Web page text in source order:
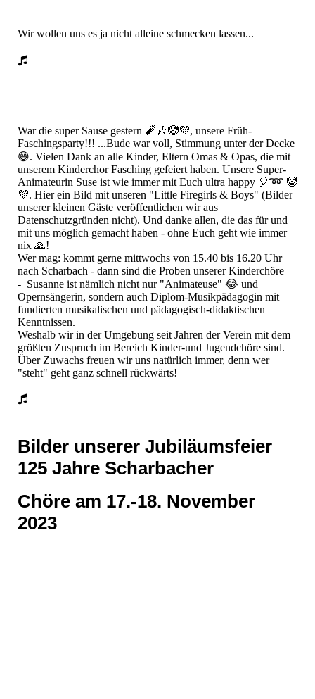
Wir wollen uns es ja nicht alleine schmecken lassen...
War die super Sause gestern 🧨🎶🤡💜, unsere Früh-
Faschingsparty!!! ...Bude war voll, Stimmung unter der Decke
😅. Vielen Dank an alle Kinder, Eltern Omas & Opas, die mit
unserem Kinderchor Fasching gefeiert haben. Unsere Super-
Animateurin Suse ist wie immer mit Euch ultra happy 🎈➿ 🤡
💜. Hier ein Bild mit unseren "Little Firegirls & Boys" (Bilder
unserer kleinen Gäste veröffentlichen wir aus
Datenschutzgründen nicht). Und danke allen, die das für und
mit uns möglich gemacht haben - ohne Euch geht wie immer
nix 🙏!
Wer mag: kommt gerne mittwochs von 15.40 bis 16.20 Uhr
nach Scharbach - dann sind die Proben unserer Kinderchöre
- Susanne ist nämlich nicht nur "Animateuse" 😂 und
Opernsängerin, sondern auch Diplom-Musikpädagogin mit
fundierten musikalischen und pädagogisch-didaktischen
Kenntnissen.
Weshalb wir in der Umgebung seit Jahren der Verein mit dem
größten Zuspruch im Bereich Kinder-und Jugendchöre sind.
Über Zuwachs freuen wir uns natürlich immer, denn wer
"steht" geht ganz schnell rückwärts!
Bilder unserer Jubiläumsfeier
125 Jahre Scharbacher
Chöre am 17.-18. November
2023